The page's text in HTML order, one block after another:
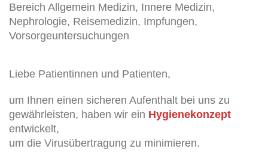
Bereich Allgemein Medizin, Innere Medizin,
Nephrologie, Reisemedizin, Impfungen,
Vorsorgeuntersuchungen
Liebe Patientinnen und Patienten,
um Ihnen einen sicheren Aufenthalt bei uns zu
gewährleisten, haben wir ein Hygienekonzept
entwickelt,
um die Virusübertragung zu minimieren.